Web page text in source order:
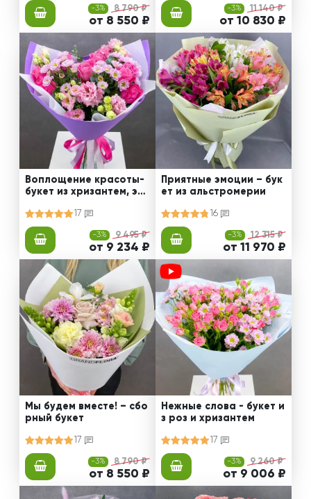
-3% 8 790 ₽
от 8 550 ₽
-3% 11 140 ₽
от 10 830 ₽
Воплощение красоты-
букет из хризантем, эус
17
-3% 9 495 ₽
от 9 234 ₽
Приятные эмоции – бук
ет из альстромерии
16
-3% 12 315 ₽
от 11 970 ₽
Мы будем вместе! – сбо
рный букет
17
-3% 8 790 ₽
от 8 550 ₽
Нежные слова - букет и
з роз и хризантем
17
-3% 9 260 ₽
от 9 006 ₽